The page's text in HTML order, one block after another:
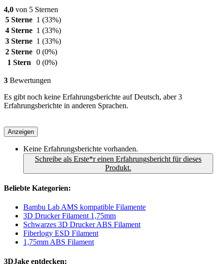
4,0 von 5 Sternen
5 Sterne 1 (33%)
4 Sterne 1 (33%)
3 Sterne 1 (33%)
2 Sterne 0 (0%)
1 Stern
0 (0%)
3 Bewertungen
Es gibt noch keine Erfahrungsberichte auf Deutsch, aber 3
Erfahrungsberichte in anderen Sprachen.
Anzeigen
Keine Erfahrungsberichte vorhanden.
Schreibe als Erste*r einen Erfahrungsbericht für dieses
Produkt.
Beliebte Kategorien:
Bambu Lab AMS kompatible Filamente
3D Drucker Filament 1,75mm
Schwarzes 3D Drucker ABS Filament
Fiberlogy ESD Filament
1,75mm ABS Filament
3DJake entdecken: